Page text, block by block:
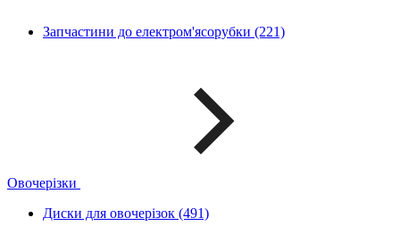
Запчастини до електром'ясорубки (221)
Овочерізки
Диски для овочерізок (491)